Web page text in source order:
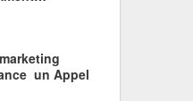
un Appel